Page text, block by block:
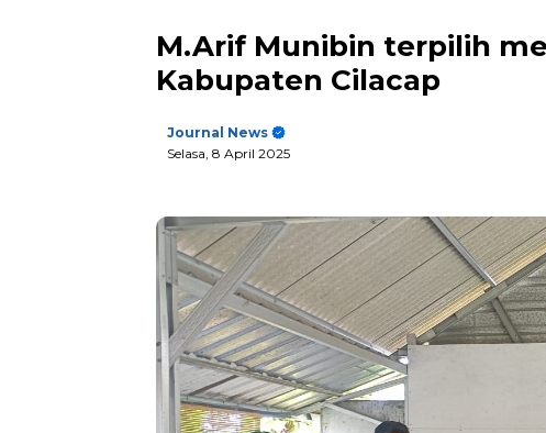
M.Arif Munibin terpilih
Kabupaten Cilacap
Journal News
Selasa, 8 April 2025